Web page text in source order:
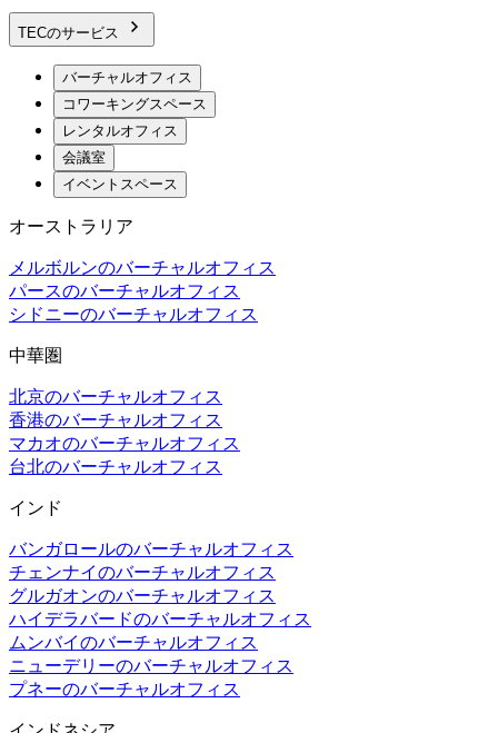
TECのサービス
バーチャルオフィス
コワーキングスペース
レンタルオフィス
会議室
イベントスペース
オーストラリア
メルボルンのバーチャルオフィス
パースのバーチャルオフィス
シドニーのバーチャルオフィス
中華圏
北京のバーチャルオフィス
香港のバーチャルオフィス
マカオのバーチャルオフィス
台北のバーチャルオフィス
インド
バンガロールのバーチャルオフィス
チェンナイのバーチャルオフィス
グルガオンのバーチャルオフィス
ハイデラバードのバーチャルオフィス
ムンバイのバーチャルオフィス
ニューデリーのバーチャルオフィス
プネーのバーチャルオフィス